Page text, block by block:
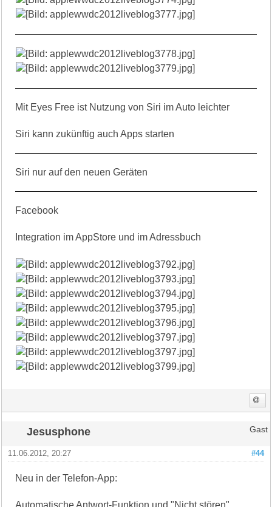
Mit Eyes Free ist Nutzung von Siri im Auto leichter
Siri kann zukünftig auch Apps starten
Siri nur auf den neuen Geräten
Facebook
Integration im AppStore und im Adressbuch
Jesusphone Gast
#44
11.06.2012, 20:27
Neu in der Telefon-App:
Automatische Antwort-Funktion und "Nicht stören"